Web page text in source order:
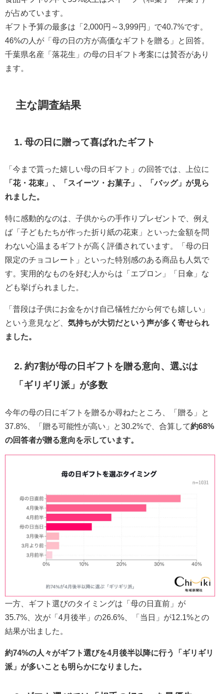
が占めています。
ギフト予算の最多は「2,000円～3,999円」で40.7%です。
46%の人が「母の日の方が高価なギフトを贈る」と回答。
千葉県名産「落花生」の母の日ギフト考案には賛否があり
ます。
主な調査結果
1. 母の日に贈って喜ばれたギフト
「今まで貰った嬉しい母の日ギフト」の回答では、上位に
「花・花束」、「スイーツ・お菓子」、「バッグ」が見ら
れました。
特に感動的なのは、子供からの手作りプレゼントで、例え
ば「子どもたちが作った折り紙の花束」といった金額を問
わない心温まるギフトが高く評価されています。「母の日
限定のチョコレート」といった特別感のある商品も人気で
す。実用的なものを好む人からは「エプロン」「日傘」な
ども挙げられました。
「普段は子供にお金をかけ自己犠牲だから何でも嬉しい」
という意見など、 気持ちが大切だという声が多く寄せられ
ました。
2. 約7割が母の日ギフトを贈る意向、選ぶは
「ギリギリ派」が多数
今年の母の日にギフトを贈るか尋ねたところ、「贈る」と
37.8%、「贈る可能性が高い」と30.2%で、合算して約68%
の回答者が贈る意向を示しています。
一方、ギフト選びのタイミングは「母の日直前」が
35.7%、次が「4月後半」の26.6%、「当日」が12.1%との
結果が出ました。
約74%の人々がギフト選びを4月後半以降に行う「ギリギリ
派」が多いことも明らかになりました。